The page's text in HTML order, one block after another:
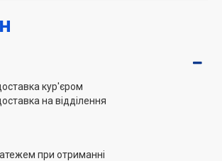
на стеновом кріпленні
вирівняти кронштейн навіть після
3 етапи:
задню пластину до стіни;
кронштейн до телевізора;
на стіні.
кур'єром
на відділення
при отриманні